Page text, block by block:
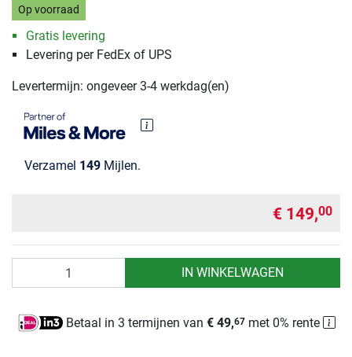
Op voorraad
Gratis levering
Levering per FedEx of UPS
Levertermijn: ongeveer 3-4 werkdag(en)
Verzamel 149 Mijlen.
€ 149,00
IN WINKELWAGEN
Betaal in 3 termijnen van € 49,67met 0% rente